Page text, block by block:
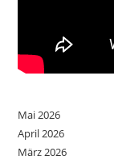
Mai 2026
April 2026
März 2026